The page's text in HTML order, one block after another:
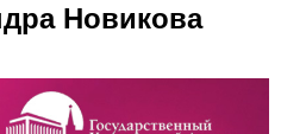
Новикова